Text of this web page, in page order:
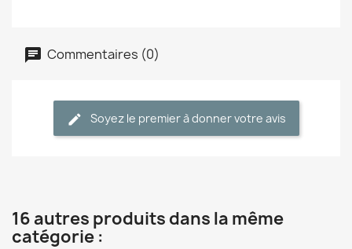
Commentaires (0)
Soyez le premier à donner votre avis
16 autres produits dans la même
catégorie :